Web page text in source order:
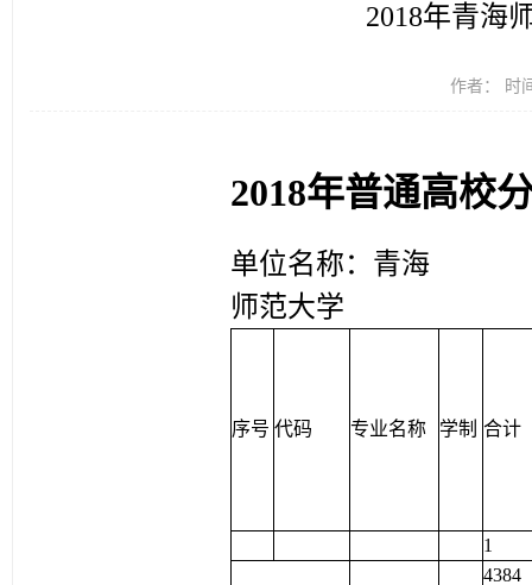
2018年青海
作者： 时
2018年普通高校
单位名称：青海
师范大学
序号 代码 专业名称 学制 合计
1
4384